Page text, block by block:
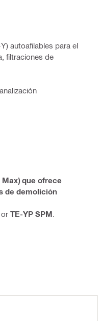
autoafilables para el
filtraciones de
Max) que ofrece
de demolición
or TE-YP SPM